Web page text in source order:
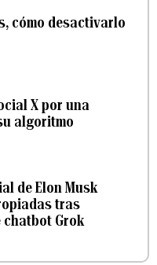
cómo desactivarlo
X por una
algoritmo
de Elon Musk
tras
chatbot Grok